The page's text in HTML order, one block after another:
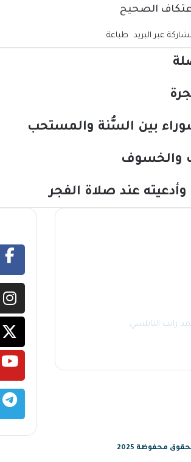
الصحيح
عبر البريد طباعة
بين السُّنة والمستحب
والخسوف
عند صلاة الفجر
راتب النابلسي
محفوظة 2025